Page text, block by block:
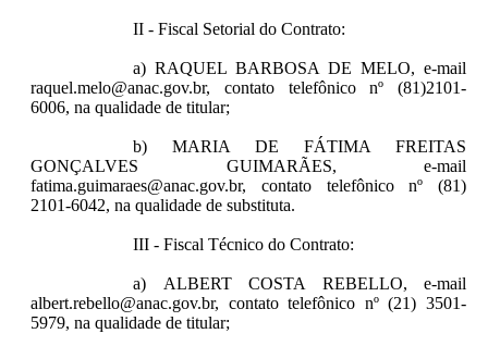
II - Fiscal Setorial do Contrato:
a) RAQUEL BARBOSA DE MELO, e-mail
raquel.melo@anac.gov.br, contato telefônico nº (81)2101-
6006, na qualidade de titular;
b) MARIA DE FÁTIMA FREITAS
GONÇALVES GUIMARÃES, e-mail
fatima.guimaraes@anac.gov.br, contato telefônico nº (81)
2101-6042, na qualidade de substituta.
III - Fiscal Técnico do Contrato:
a) ALBERT COSTA REBELLO, e-mail
albert.rebello@anac.gov.br, contato telefônico nº (21) 3501-
5979, na qualidade de titular;